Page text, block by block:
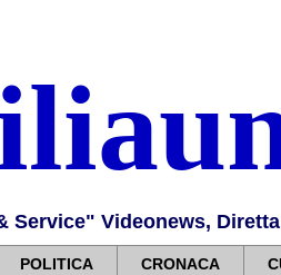
Service" Videonews,
POLITICA CRONACA